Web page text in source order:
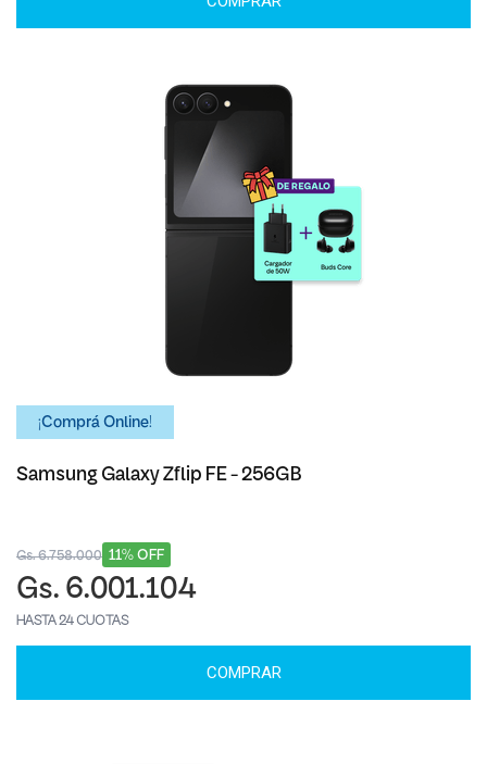
¡Comprá Online!
Samsung Galaxy Zflip FE - 256GB
11% OFF
Gs. 6.758.000
Gs. 6.001.104
HASTA 24 CUOTAS
COMPRAR